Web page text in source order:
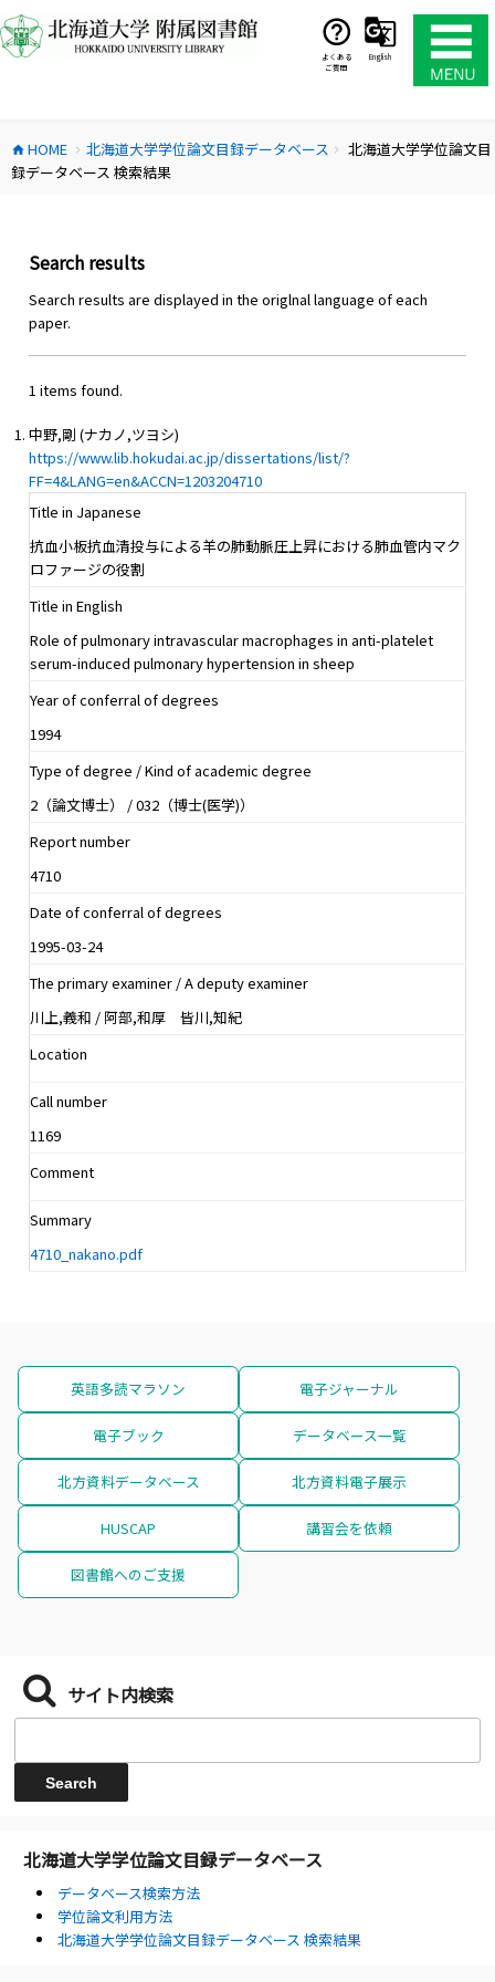
ン
テ
ス
キ
よくある
ご質問
English
home HOME chevron_right 北海道大学学位論文目録データベース chevron_right
北海道大学学位論文目
録データベース 検索結果
Search results
Search results are displayed in the origlnal language of each
paper.
1 items found.
中野,剛 (ナカノ,ツヨシ)
https://www.lib.hokudai.ac.jp/dissertations/list/?
FF=4&LANG=en&ACCN=1203204710
Title in Japanese
抗血小板抗血清投与による羊の肺動脈圧上昇における肺血管内マク
ロファージの役割
Title in English
Role of pulmonary intravascular macrophages in anti-platelet
serum-induced pulmonary hypertension in sheep
Year of conferral of degrees
1994
Type of degree / Kind of academic degree
2（論文博士） / 032（博士(医学)）
Report number
4710
Date of conferral of degrees
1995-03-24
The primary examiner / A deputy examiner
川上,義和 / 阿部,和厚 皆川,知紀
Location
Call number
1169
Comment
Summary
4710_nakano.pdf
英語多読マラソン 電子ジャーナル
電子ブック データベース一覧
北方資料データベース 北方資料電子展示
HUSCAP 講習会を依頼
図書館へのご支援
サイト内検索
北海道大学学位論文目録データベース
データベース検索方法
学位論文利用方法
北海道大学学位論文目録データベース 検索結果